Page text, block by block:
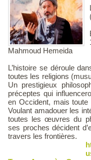
Mahmoud Hemeida
L’histoire se déroule
toutes les religions
Un prestigieux
préceptes qui
en Occident, mais toute
Voulant amadouer les
toutes les œuvres du
ses proches décident
travers les frontières.